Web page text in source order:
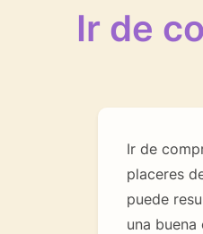
Ir de
Ir de
placeres
puede
una